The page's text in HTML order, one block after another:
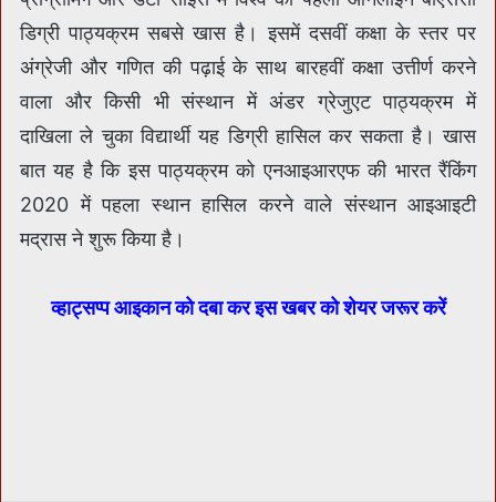
डिग्री पाठ्यक्रम सबसे खास है। इसमें दसवीं कक्षा के स्तर पर
अंग्रेजी और गणित की पढ़ाई के साथ बारहवीं कक्षा उत्तीर्ण करने
वाला और किसी भी संस्थान में अंडर ग्रेजुएट पाठ्यक्रम में
दाखिला ले चुका विद्यार्थी यह डिग्री हासिल कर सकता है। खास
बात यह है कि इस पाठ्यक्रम को एनआइआरएफ की भारत रैंकिंग
2020 में पहला स्थान हासिल करने वाले संस्थान आइआइटी
मद्रास ने शुरू किया है।
व्हाट्सप्प आइकान को दबा कर इस खबर को शेयर जरूर करें